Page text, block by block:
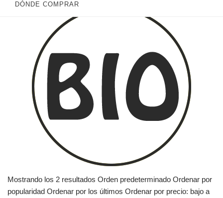
DÓNDE COMPRAR
Mostrando los 2 resultados Orden predeterminado Ordenar por
popularidad Ordenar por los últimos Ordenar por precio: bajo a